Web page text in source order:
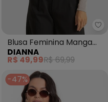
- Blusa Feminina
Blusa Feminina Manga
Longa em Cotton Leve
(Bege)
DIANNA
R$ 49,99R$ 69,99
-47%